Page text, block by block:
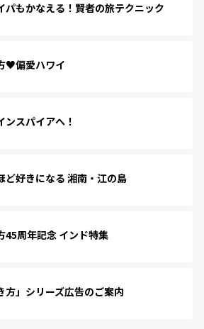
パもかなえる！賢者の旅テクニック
♥偏愛ハワイ
ンスパイアへ！
ど好きになる 湘南・江の島
45周年記念 インド特集
方」シリーズ広告のご案内